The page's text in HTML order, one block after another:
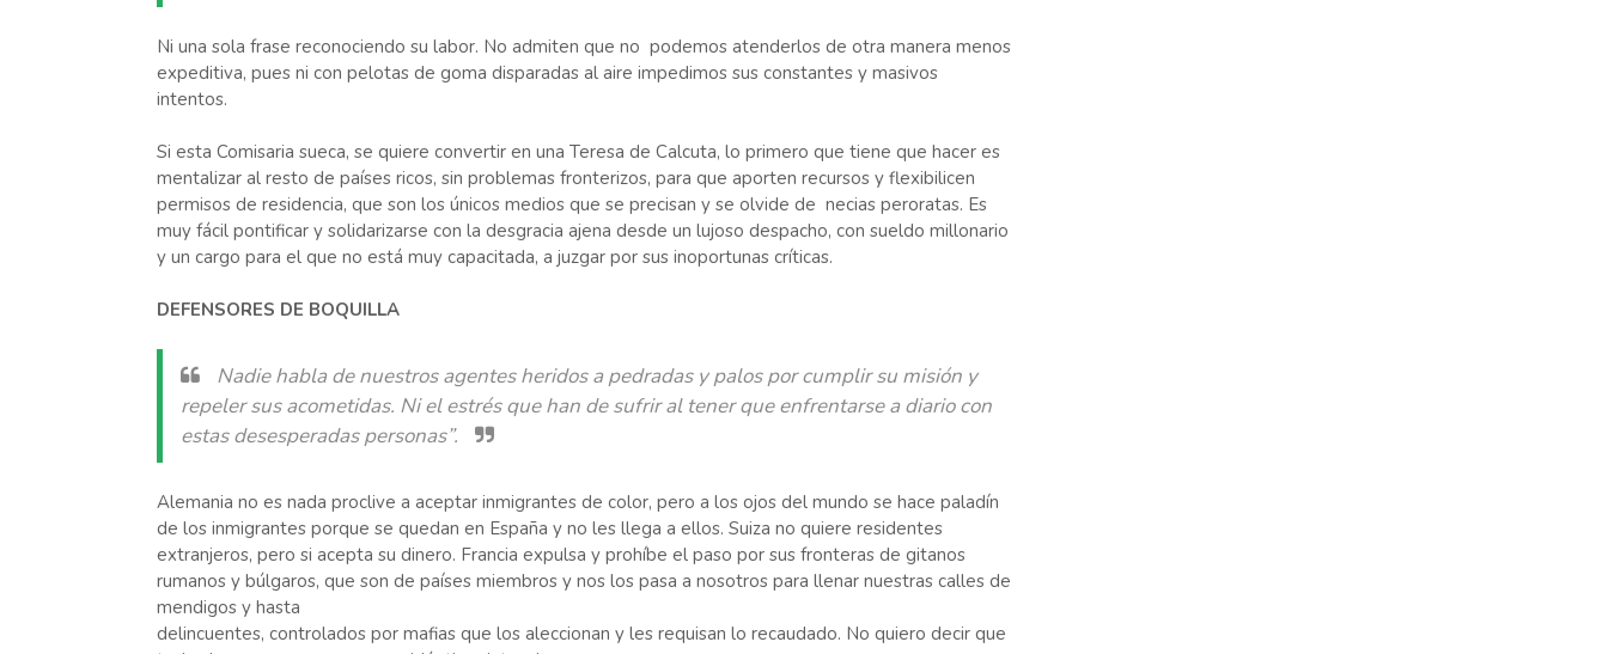
Ni una sola frase reconociendo su labor. No admiten que no podemos atenderlos de otra manera menos
expeditiva, pues ni con pelotas de goma disparadas al aire impedimos sus constantes y masivos
intentos.
Si esta Comisaria sueca, se quiere convertir en una Teresa de Calcuta, lo primero que tiene que hacer es
mentalizar al resto de países ricos, sin problemas fronterizos, para que aporten recursos y flexibilicen
permisos de residencia, que son los únicos medios que se precisan y se olvide de necias peroratas. Es
muy fácil pontificar y solidarizarse con la desgracia ajena desde un lujoso despacho, con sueldo millonario
y un cargo para el que no está muy capacitada, a juzgar por sus inoportunas críticas.
DEFENSORES DE BOQUILLA
Nadie habla de nuestros agentes heridos a pedradas y palos por cumplir su misión y
repeler sus acometidas. Ni el estrés que han de sufrir al tener que enfrentarse a diario con
estas desesperadas personas”.
Alemania no es nada proclive a aceptar inmigrantes de color, pero a los ojos del mundo se hace paladín
de los inmigrantes porque se quedan en España y no les llega a ellos. Suiza no quiere residentes
extranjeros, pero si acepta su dinero. Francia expulsa y prohíbe el paso por sus fronteras de gitanos
rumanos y búlgaros, que son de países miembros y nos los pasa a nosotros para llenar nuestras calles de
mendigos y hasta
delincuentes, controlados por mafias que los aleccionan y les requisan lo recaudado. No quiero decir que